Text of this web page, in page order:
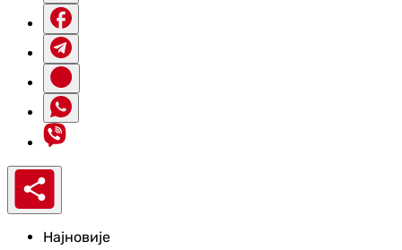
Најновије